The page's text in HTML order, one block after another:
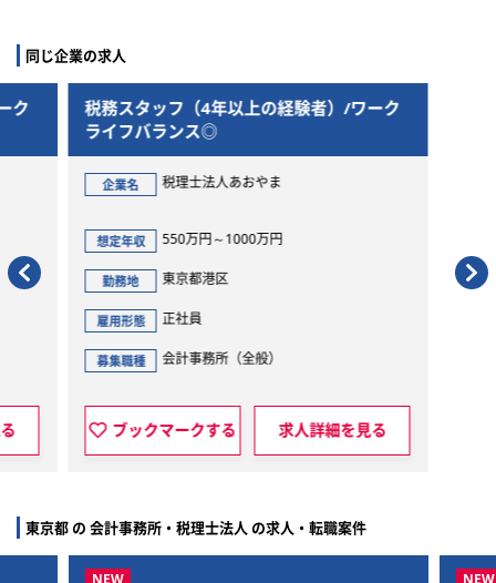
同じ企業の求人
者）/ワーク
細を見る
税務スタッフ（4年以上の経験者）/ワーク
ライフバランス◎
企業名 税理士法人あおやま
想定年収 550万円～1000万円
勤務地 東京都港区
雇用形態
募集職種 会計事務所（全般）
ブックマークする 求人詳細を見る
東京都 の 会計事務所・税理士法人 の求人・転職案件